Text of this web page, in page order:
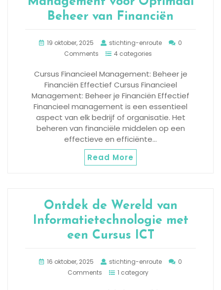
Beheer van Financiën
19 oktober, 2025 stichting-enroute
0
Comments
4 categories
Cursus Financieel Management: Beheer je
Financiën Effectief Cursus Financieel
Management: Beheer je Financiën Effectief
Financieel management is een essentieel
aspect van elk bedrijf of organisatie. Het
beheren van financiële middelen op een
effectieve en efficiënte…
Read More
Ontdek de Wereld van
Informatietechnologie met
een Cursus ICT
16 oktober, 2025 stichting-enroute
0
Comments
1 category